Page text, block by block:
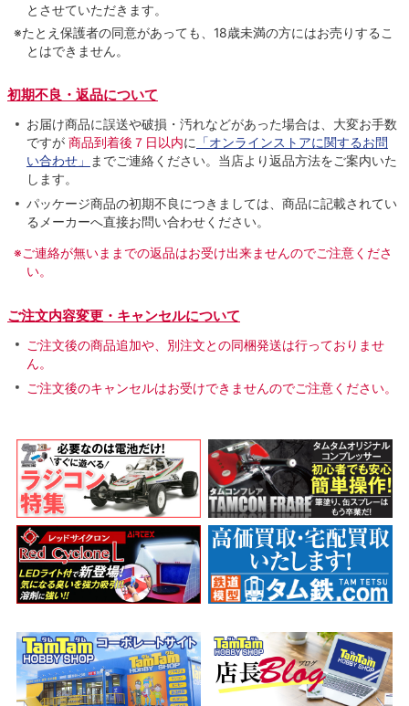
とさせていただきます。
※たとえ保護者の同意があっても、18歳未満の方にはお売りするこ
とはできません。
初期不良・返品について
お届け商品に誤送や破損・汚れなどがあった場合は、大変お手数
ですが 商品到着後７日以内に 「オンラインストアに関するお問
い合わせ」 までご連絡ください。当店より返品方法をご案内いた
します。
パッケージ商品の初期不良につきましては、商品に記載されてい
るメーカーへ直接お問い合わせください。
※ご連絡が無いままでの返品はお受け出来ませんのでご注意くださ
い。
ご注文内容変更・キャンセルについて
ご注文後の商品追加や、別注文との同梱発送は行っておりませ
ん。
ご注文後のキャンセルはお受けできませんのでご注意ください。